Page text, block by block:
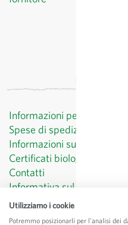
Informazioni per il cliente
Spese di spedizione
Informazioni sul diritto di
Certificati biologici
Contatti
Informativa sul
CGV
Menzioni legali
Utilizziamo i cookie
Potremmo posizionarli per l'analisi dei